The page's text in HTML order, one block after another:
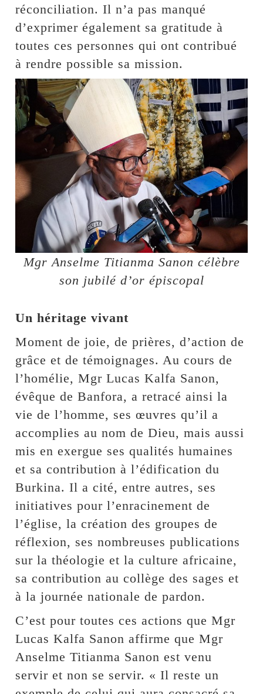
réconciliation. Il n’a pas manqué
d’exprimer également sa gratitude à
toutes ces personnes qui ont contribué
à rendre possible sa mission.
Mgr Anselme Titianma Sanon célèbre
son jubilé d’or épiscopal
Un héritage vivant
Moment de joie, de prières, d’action de
grâce et de témoignages. Au cours de
l’homélie, Mgr Lucas Kalfa Sanon,
évêque de Banfora, a retracé ainsi la
vie de l’homme, ses œuvres qu’il a
accomplies au nom de Dieu, mais aussi
mis en exergue ses qualités humaines
et sa contribution à l’édification du
Burkina. Il a cité, entre autres, ses
initiatives pour l’enracinement de
l’église, la création des groupes de
réflexion, ses nombreuses publications
sur la théologie et la culture africaine,
sa contribution au collège des sages et
à la journée nationale de pardon.
C’est pour toutes ces actions que Mgr
Lucas Kalfa Sanon affirme que Mgr
Anselme Titianma Sanon est venu
servir et non se servir. « Il reste un